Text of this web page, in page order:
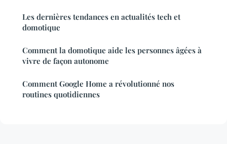
Les dernières tendances en actualités tech et
domotique
Comment la domotique aide les personnes âgées à
vivre de façon autonome
Comment Google Home a révolutionné nos
routines quotidiennes